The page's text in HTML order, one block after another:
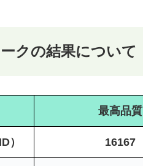
クの結果について
最高品質
） 16167